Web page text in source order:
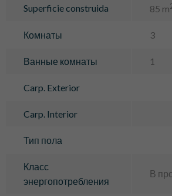
Superficie construida 85 m
Комнаты 3
Ванные комнаты 1
Carp. Exterior
Carp. Interior
Тип пола
Класс
энергопотребления
В